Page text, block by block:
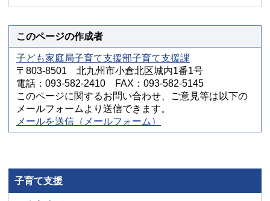
このページの作成者
子ども家庭局子育て支援部子育て支援課
〒803-8501 北九州市小倉北区城内1番1号
電話：093-582-2410 FAX：093-582-5145
このページに関するお問い合わせ、ご意見等は以下の
メールフォームより送信できます。
メールを送信（メールフォーム）
子育て支援